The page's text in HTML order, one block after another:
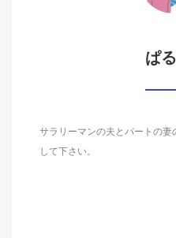
ぱ
サラリーマンの夫とパートの
して下さい。